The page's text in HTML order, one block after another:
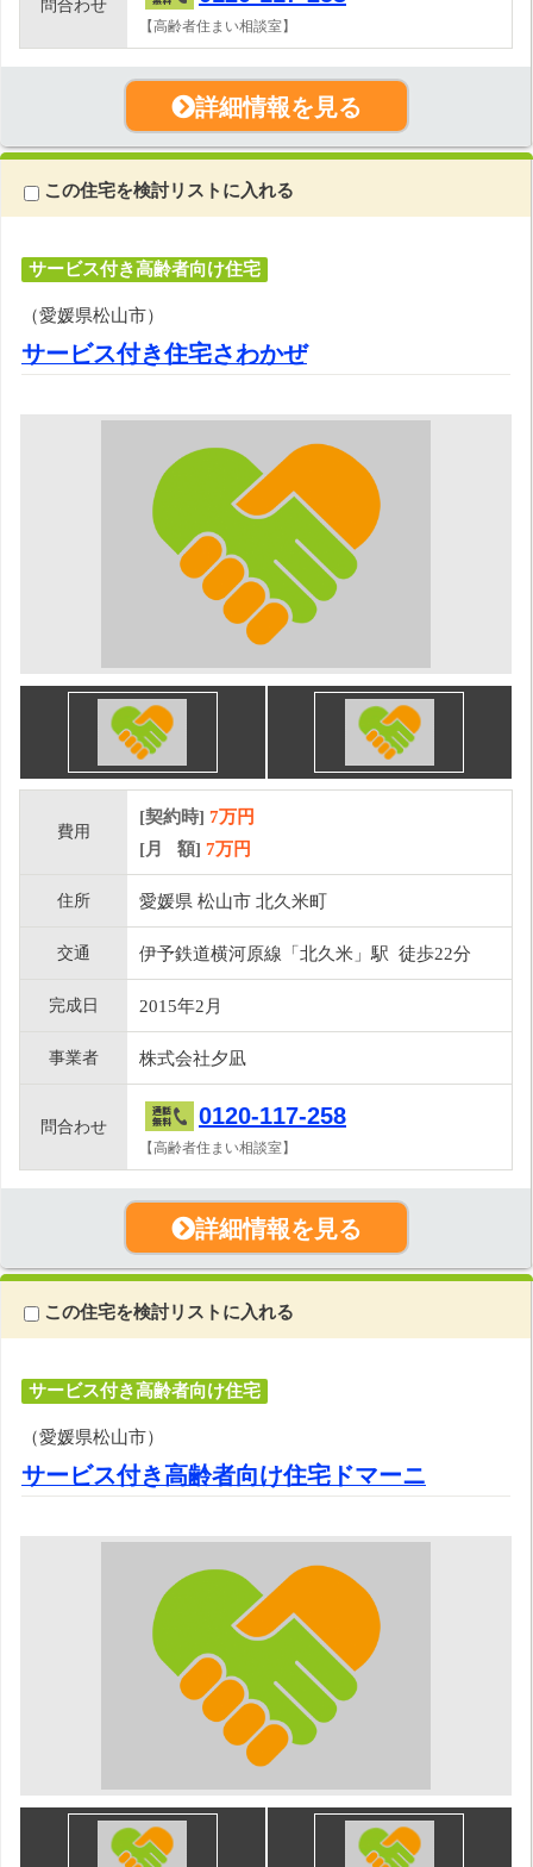
問合わせ
【高齢者住まい相談室】
詳細情報を見る
この住宅を検討リストに入れる
サービス付き高齢者向け住宅
（愛媛県松山市）
サービス付き住宅さわかぜ
費用
[契約時] 7万円
[月 額] 7万円
住所 愛媛県 松山市 北久米町
交通 伊予鉄道横河原線「北久米」駅 徒歩22分
完成日 2015年2月
事業者 株式会社夕凪
問合わせ 0120-117-258
【高齢者住まい相談室】
詳細情報を見る
この住宅を検討リストに入れる
サービス付き高齢者向け住宅
（愛媛県松山市）
サービス付き高齢者向け住宅ドマーニ